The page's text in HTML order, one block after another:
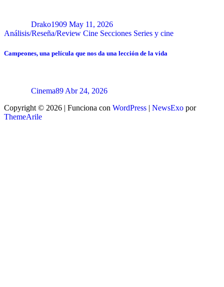
Drako1909 May 11, 2026
Análisis/Reseña/Review Cine Secciones Series y cine
Campeones, una película que nos da una lección de la vida
Cinema89 Abr 24, 2026
Copyright © 2026 | Funciona con WordPress | NewsExo por
ThemeArile